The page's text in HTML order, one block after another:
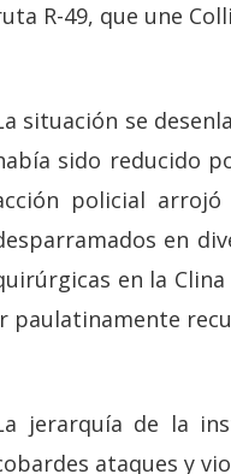
R-49, que une
situación se
sido reducido
policial
en
en la
paulatinamente
jerarquía de la
ataques y